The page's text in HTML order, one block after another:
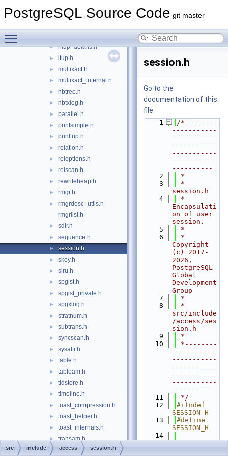
PostgreSQL Source Code git master
► heaptoast.h
► htup_details.h
► itup.h
► multixact.h
► multixact_internal.h
► nbtree.h
► nbtxlog.h
► parallel.h
► printsimple.h
► printtup.h
► relation.h
► reloptions.h
► relscan.h
► rewriteheap.h
► rmgr.h
►
rmgrdesc_utils.h
rmgrlist.h
► sdir.h
► sequence.h
► session.h
► skey.h
► slru.h
► spgist.h
► spgist_private.h
► spgxlog.h
► stratnum.h
► subtrans.h
► syncscan.h
► sysattr.h
► table.h
► tableam.h
► tidstore.h
► timeline.h
► toast_compression.h
► toast_helper.h
► toast_internals.h
► transam.h
► tsmapi.h
session.h
Go to the
documentation of this
file.
    1
/*--------
-----------
-----------
-----------
-----------
-----------
----------
    2
*
    3
*
session.h
    4
*
Encapsulati
on of user
session.
    5
*
    6
*
Copyright
(c) 2017-
2026,
PostgreSQL
Global
Development
Group
    7
*
    8
*
src/include
/access/ses
sion.h
    9
*
   10
*--------
-----------
-----------
-----------
-----------
-----------
----------
   11
*/
   12
#ifndef
SESSION_H
   13
#define
SESSION_H
   14
src include access session.h